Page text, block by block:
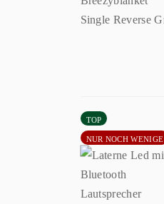
TOP
NUR NOCH WENIGE